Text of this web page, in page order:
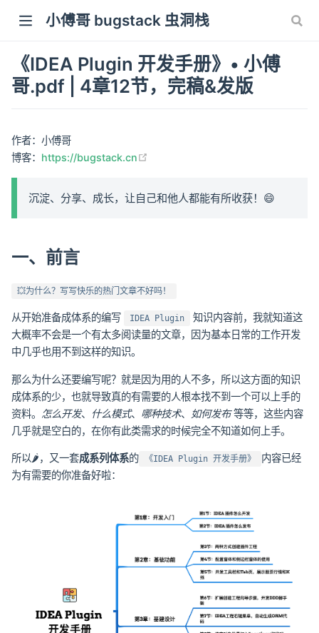
小傅哥 bugstack 虫洞栈
《IDEA Plugin 开发手册》• 小傅
哥.pdf | 4章12节，完稿&发版
作者：小傅哥
博客： https://bugstack.cn
沉淀、分享、成长，让自己和他人都能有所收获！😄
一、前言
💥为什么？写写快乐的热门文章不好吗！
从开始准备成体系的编写 IDEA Plugin
知识内容前，我就知道这
大概率不会是一个有太多阅读量的文章，因为基本日常的工作开发
中几乎也用不到这样的知识。
那么为什么还要编写呢？就是因为用的人不多，所以这方面的知识
成体系的少，也就导致真的有需要的人根本找不到一个可以上手的
资料。
怎么开发、 什么模式、 哪种技术、 如何发布等等，这些内容
几乎就是空白的，在你有此类需求的时候完全不知道如何上手。
所以🌶，又一套成系列体系的 《IDEA Plugin 开发手册》
内容已经
为有需要的你准备好啦：